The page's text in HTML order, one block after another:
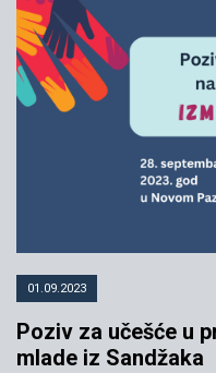
01.09.2023
Poziv za učešće u
mlade iz Sandžaka